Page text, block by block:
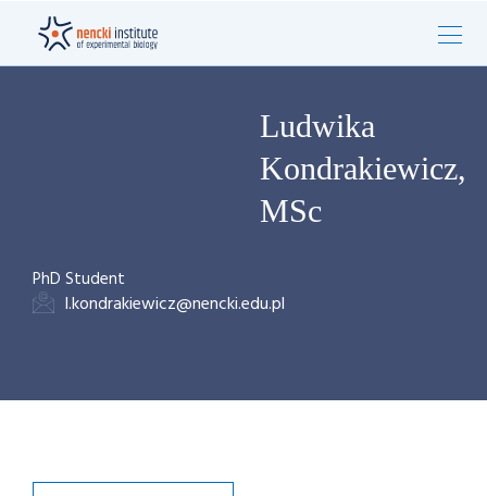
Ludwika
Kondrakiewicz,
MSc
PhD Student
l.kondrakiewicz@nencki.edu.pl